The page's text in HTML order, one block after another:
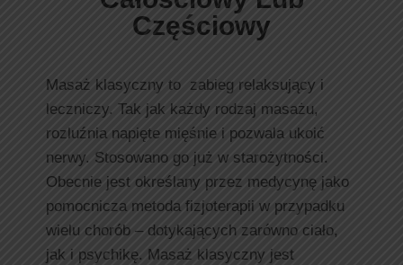
Częściowy
Masaż klasyczny to zabieg relaksujący i
leczniczy. Tak jak każdy rodzaj masażu,
rozluźnia napięte mięśnie i pozwala ukoić
nerwy. Stosowano go już w starożytności.
Obecnie jest określany przez medycynę jako
pomocnicza metoda fizjoterapii w przypadku
wielu chorób – dotykających zarówno ciało,
jak i psychikę. Masaż klasyczny jest